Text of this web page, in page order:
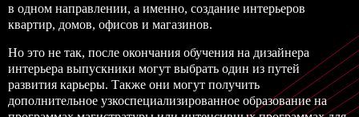
в одном направлении, а именно, создание интерьеров
квартир, домов, офисов и магазинов.
Но это не так, после окончания обучения на дизайнера
интерьера выпускники могут выбрать один из путей
развития карьеры. Также они могут получить
дополнительное узкоспециализированное образование на